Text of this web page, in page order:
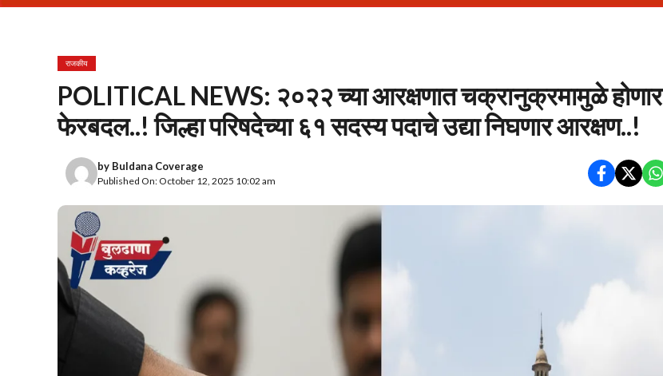
राजकीय
POLITICAL NEWS: २०२२ च्या आरक्षणात चक्रानुक्रमामुळे होणार
फेरबदल..! जिल्हा परिषदेच्या ६१ सदस्य पदाचे उद्या निघणार आरक्षण..!
by Buldana Coverage
Published On: October 12, 2025 10:02 am